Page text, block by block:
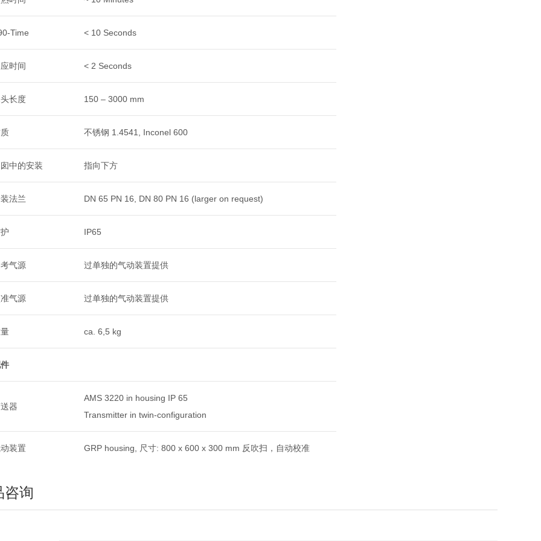
Time < 10 Seconds
时间 < 2 Seconds
长度 150 – 3000 mm
不锈钢 1.4541, Inconel 600
中的安装 指向下方
法兰 DN 65 PN 16, DN 80 PN 16 (larger on request)
IP65
气源 过单独的气动装置提供
气源 过单独的气动装置提供
ca. 6,5 kg
器
AMS 3220 in housing IP 65
Transmitter in twin-configuration
装置 GRP housing, 尺寸: 800 x 600 x 300 mm 反吹扫，自动校准
咨询